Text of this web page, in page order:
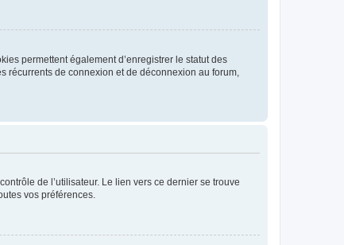
permettent également d’enregistrer le statut des
récurrents de connexion et de déconnexion au forum,
de l’utilisateur. Le lien vers ce dernier se trouve
vos préférences.